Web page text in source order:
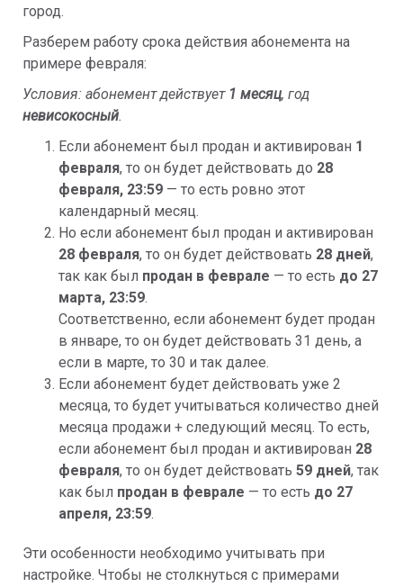
город.
Разберем работу срока действия абонемента на
примере февраля:
Условия: абонемент действует 1 месяц, год
невисокосный.
Если абонемент был продан и активирован 1
февраля, то он будет действовать до 28
февраля, 23:59 — то есть ровно этот
календарный месяц.
Но если абонемент был продан и активирован
28 февраля, то он будет действовать 28 дней,
так как был продан в феврале — то есть до 27
марта, 23:59.
Соответственно, если абонемент будет продан
в январе, то он будет действовать 31 день, а
если в марте, то 30 и так далее.
Если абонемент будет действовать уже 2
месяца, то будет учитываться количество дней
месяца продажи + следующий месяц. То есть,
если абонемент был продан и активирован 28
февраля, то он будет действовать 59 дней, так
как был продан в феврале — то есть до 27
апреля, 23:59.
Эти особенности необходимо учитывать при
настройке. Чтобы не столкнуться с примерами